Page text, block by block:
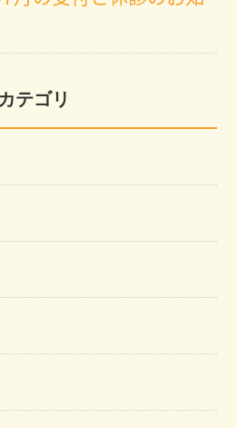
カテゴリ